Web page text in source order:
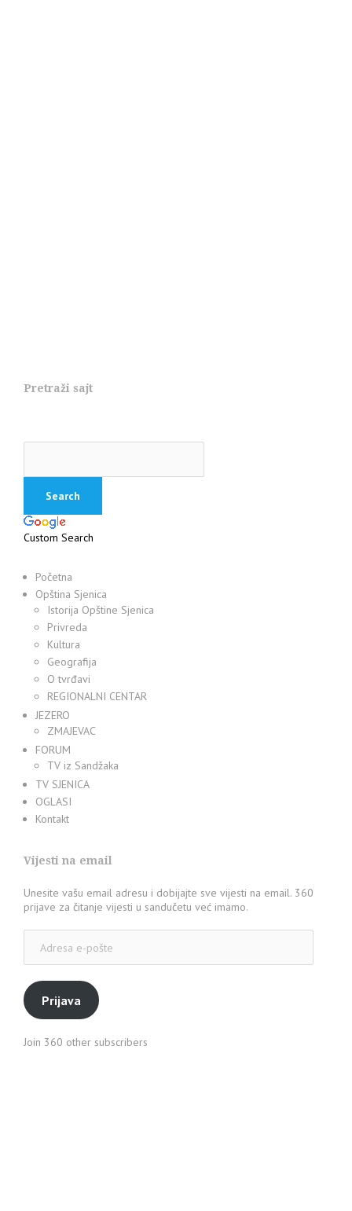
Pretraži sajt
Custom Search
Početna
Opština Sjenica
Istorija Opštine Sjenica
Privreda
Kultura
Geografija
O tvrđavi
REGIONALNI CENTAR
JEZERO
ZMAJEVAC
FORUM
TV iz Sandžaka
TV SJENICA
OGLASI
Kontakt
Vijesti na email
Unesite vašu email adresu i dobijajte sve vijesti na email. 360
prijave za čitanje vijesti u sandučetu već imamo.
pošte
Prijava
Join 360 other subscribers